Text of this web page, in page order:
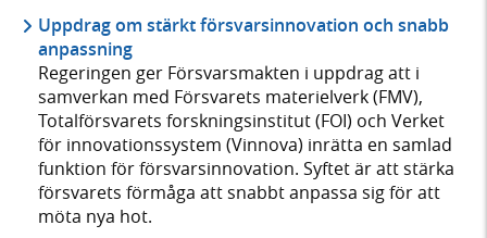
Uppdrag om stärkt försvarsinnovation och snabb
anpassning
Regeringen ger Försvarsmakten i uppdrag att i
samverkan med Försvarets materielverk (FMV),
Totalförsvarets forskningsinstitut (FOI) och Verket
för innovationssystem (Vinnova) inrätta en samlad
funktion för försvarsinnovation. Syftet är att stärka
försvarets förmåga att snabbt anpassa sig för att
möta nya hot.